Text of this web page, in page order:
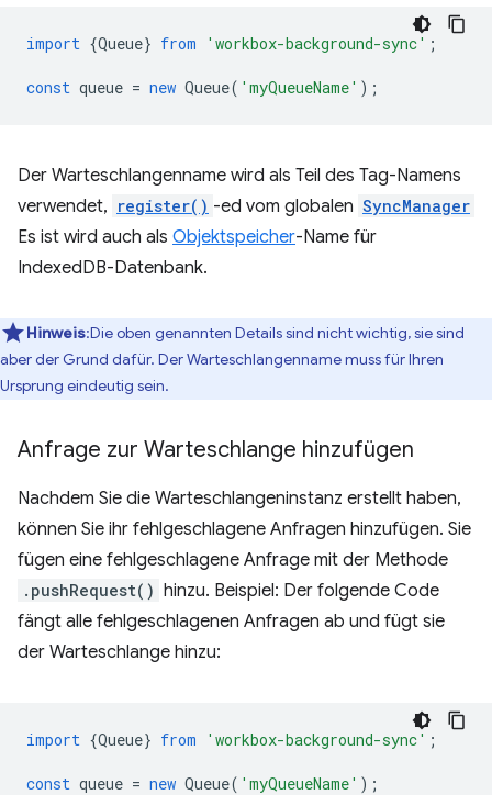
import {Queue} from 'workbox-background-sync' ;
const queue = new Queue( 'myQueueName' );
Der Warteschlangenname wird als Teil des Tag-Namens
verwendet, register() -ed vom globalen SyncManager
Es ist wird auch als Objektspeicher-Name für
IndexedDB-Datenbank.
Hinweis:Die oben genannten Details sind nicht wichtig, sie sind
aber der Grund dafür. Der Warteschlangenname muss für Ihren
Ursprung eindeutig sein.
Anfrage zur Warteschlange hinzufügen
Nachdem Sie die Warteschlangeninstanz erstellt haben,
können Sie ihr fehlgeschlagene Anfragen hinzufügen. Sie
fügen eine fehlgeschlagene Anfrage mit der Methode
.pushRequest() hinzu. Beispiel: Der folgende Code
fängt alle fehlgeschlagenen Anfragen ab und fügt sie
der Warteschlange hinzu:
import {Queue} from 'workbox-background-sync' ;
const queue = new Queue( 'myQueueName' );